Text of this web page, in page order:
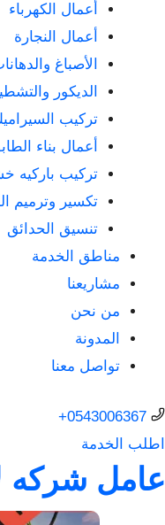
أعمال الكهرباء
أعمال النجارة
الأصباغ
الديكور
تركيب
أعمال بناء
تركيب باركيه
تكسير وترميم
تنسيق الحدائق
مناطق الخدمة
مشاريعنا
من نحن
المدونة
تواصل معنا
0543006367+
اطلب الخدمة
عامل شركه